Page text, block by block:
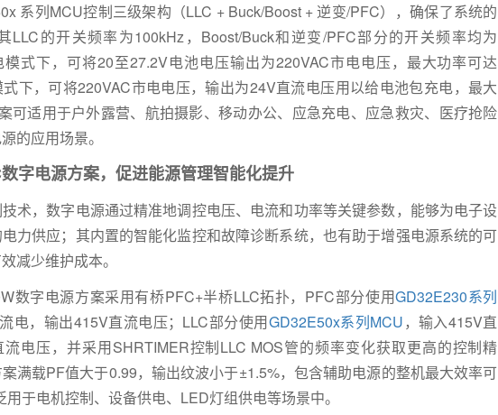
系列MCU控制三级架构（LLC + Buck/Boost + 逆变/PFC），确保了系统的
LLC的开关频率为100kHz，Boost/Buck和逆变/PFC部分的开关频率均为
式下，可将20至27.2V电池电压输出为220VAC市电电压，最大功率可达
下，可将220VAC市电电压，输出为24V直流电压用以给电池包充电，最大
可适用于户外露营、航拍摄影、移动办公、应急充电、应急救灾、医疗抢险
的应用场景。
数字电源方案，促进能源管理智能化提升
术，数字电源通过精准地调控电压、电流和功率等关键参数，能够为电子设
力供应；其内置的智能化监控和故障诊断系统，也有助于增强电源系统的可
减少维护成本。
数字电源方案采用有桥PFC+半桥LLC拓扑，PFC部分使用GD32E230系列
电，输出415V直流电压；LLC部分使用GD32E50x系列MCU ，输入415V直
电压，并采用SHRTIMER控制LLC MOS管的频率变化获取更高的控制精
满载PF值大于0.99，输出纹波小于±1.5%，包含辅助电源的整机最大效率可
于电机控制、设备供电、LED灯组供电等场景中。